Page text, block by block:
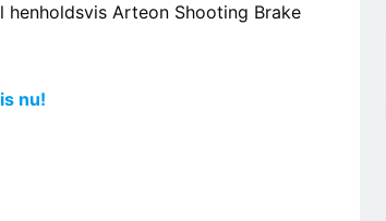
Arteon Shooting Brake
nu!